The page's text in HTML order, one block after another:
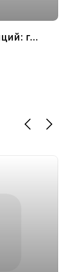
Абонемент №1 «35 лет традиций: главные события сезона»